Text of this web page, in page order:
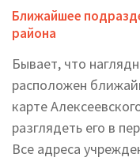
Ближайшее
района
Бывает, что
расположен
карте
разглядеть его в
Все адреса